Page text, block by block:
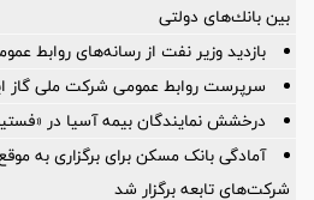
بین بانك‌های دولتی
بازدید وزیر نفت از رسانه‌های روابط
سرپرست روابط عمومی شركت ملی گاز
درخشش نمایندگان بیمه آسیا در
آمادگی بانک مسکن برای برگزاری به
شرکت‌های تابعه برگزار شد